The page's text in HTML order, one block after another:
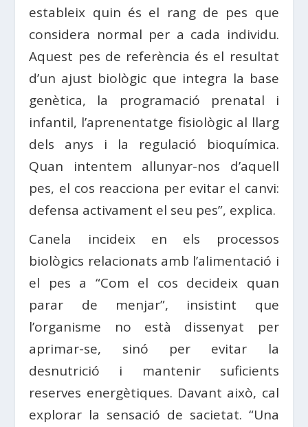
estableix quin és el rang de pes que
considera normal per a cada individu.
Aquest pes de referència és el resultat
d’un ajust biològic que integra la base
genètica, la programació prenatal i
infantil, l’aprenentatge fisiològic al llarg
dels anys i la regulació bioquímica.
Quan intentem allunyar-nos d’aquell
pes, el cos reacciona per evitar el canvi:
defensa activament el seu pes”, explica.
Canela incideix en els processos
biològics relacionats amb l’alimentació i
el pes a “Com el cos decideix quan
parar de menjar”, insistint que
l’organisme no està dissenyat per
aprimar-se, sinó per evitar la
desnutrició i mantenir suficients
reserves energètiques. Davant això, cal
explorar la sensació de sacietat. “Una